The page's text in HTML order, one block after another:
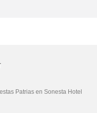
Patrias en Sonesta Hotel